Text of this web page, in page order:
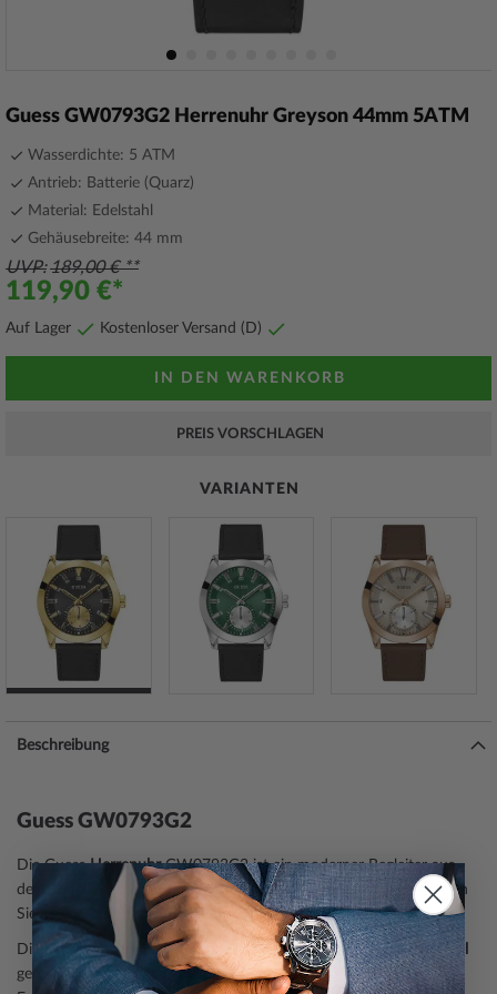
der
Bildergalerie
Guess GW0793G2 Herrenuhr Greyson 44mm 5ATM
Wasserdichte: 5 ATM
Antrieb: Batterie (Quarz)
Material: Edelstahl
Gehäusebreite: 44 mm
UVP 189,00 €
119,90 €
Auf Lager Kostenloser Versand (D)
IN DEN WARENKORB
PREIS VORSCHLAGEN
VARIANTEN
Beschreibung
Guess GW0793G2
Die GuessHerrenuhrGW0793G2 ist ein moderner Begleiter aus
der Modell-Serie Greyson 44mm 5ATM. Eine perfekte Wahl, wenn
Sie einen Zeitmesser mit einem zeitgemäßen Look suchen.
Die Armbanduhr verfügt über ein goldenesGehäuse, ausEdelstahl
gefertigt, das durch diepolierte Oberfläche wie ein echter